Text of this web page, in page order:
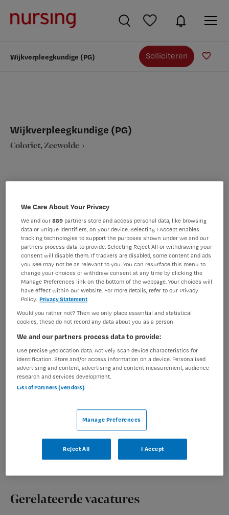
Wijkverpleegkundige (PG) Solliciteren
Wijkverpleegkundige (PG)
Coloriet, Zeewolde
VAKGEBIED
Verpleegkunde Wijkverpleegkundige
BRANCHE
Stichting
AANSTELLING
Vaste aanstelling
PLAATSINGSDATUM
3 december 2024
NIVEAU
HBO
ERVARING
Ervaren Parttime
Vacature niet beschikbaar
Deze vacature Wijkverpleegkundige (PG) bij Coloriet is
niet meer actueel. Hieronder staan enkele vergelijkbare
vacatures die voor u wellicht interessant zijn.
Gerelateerde vacatures
We Care About Your Privacy
We and our889 partners store and access personal data, like browsing
data or unique identifiers, on your device. Selecting I Accept enables
tracking technologies to support the purposes shown under we and our
partners process data to provide. Selecting Reject All or withdrawing your
consent will disable them. If trackers are disabled, some content and ads
you see may not be as relevant to you. You can resurface this menu to
change your choices or withdraw consent at any time by clicking the
Manage Preferences link on the bottom of the webpage. Your choices will
have effect within our Website. For more details, refer to our Privacy
Policy. Privacy Statement
Would you rather not? Then we only place essential and statistical
cookies, these do not record any data about you as a person
We and our partners process data to provide:
Use precise geolocation data. Actively scan device characteristics for
identification. Store and/or access information on a device. Personalised
advertising and content, advertising and content measurement, audience
research and services development.
List of Partners (vendors)
Manage Preferences
Reject All I Accept